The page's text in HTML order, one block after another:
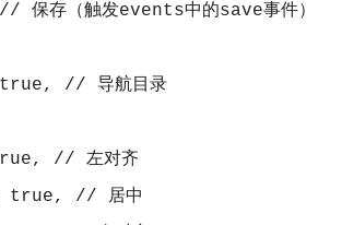
存（触发events中的save事件）
// 导航目录
// 左对齐
true, // 居中